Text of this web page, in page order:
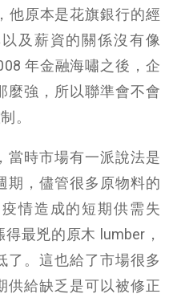
他原本是花旗銀行的經
及薪資的關係沒有像
年金融海嘯之後，企
麼強，所以聯準會不會
。
當時市場有一派說法是
期，儘管很多原物料的
情造成的短期供需失
最兇的原木 lumber，
了。這也給了市場很多
供給缺乏是可以被修正